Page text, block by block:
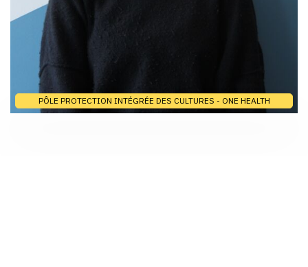
PÔLE PROTECTION INTÉGRÉE DES CULTURES - ONE HEALTH